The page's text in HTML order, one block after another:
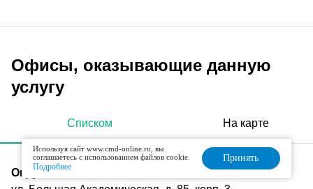
Офисы, оказывающие данную
услугу
Списком На карте
Окружная
Используя сайт www.cmd-online.ru, вы
соглашаетесь с использованием файлов cookie.
Подробнее
Принять